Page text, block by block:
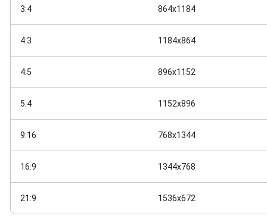
3:4 864x1184
4:3 1184x864
4:5 896x1152
5:4 1152x896
9:16 768x1344
16:9 1344x768
21:9 1536x672